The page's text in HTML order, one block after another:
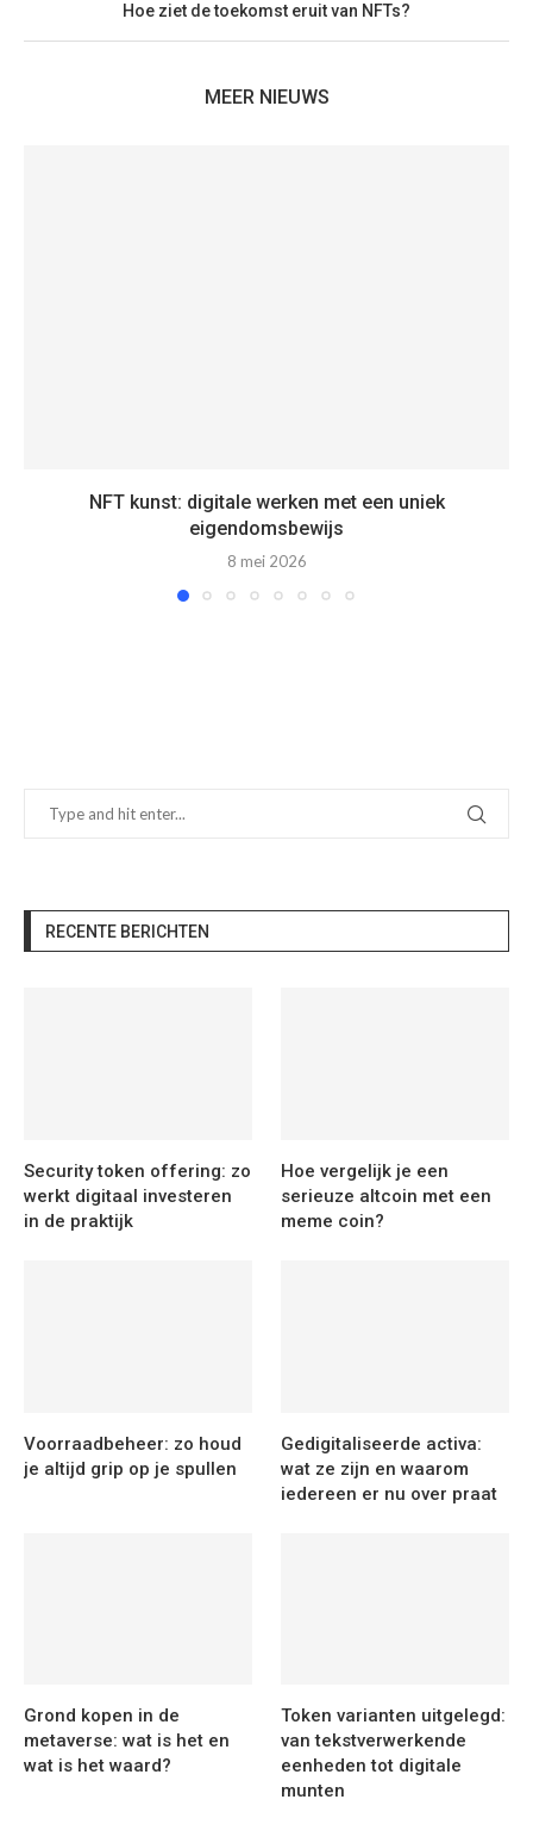
Hoe ziet de toekomst eruit van NFTs?
MEER NIEUWS
NFT kunst: digitale werken met een uniek
eigendomsbewijs
8 mei 2026
RECENTE BERICHTEN
Security token offering: zo
werkt digitaal investeren
in de praktijk
Hoe vergelijk je een
serieuze altcoin met een
meme coin?
Voorraadbeheer: zo houd
je altijd grip op je spullen
Gedigitaliseerde activa:
wat ze zijn en waarom
iedereen er nu over praat
Grond kopen in de
metaverse: wat is het en
wat is het waard?
Token varianten uitgelegd:
van tekstverwerkende
eenheden tot digitale
munten